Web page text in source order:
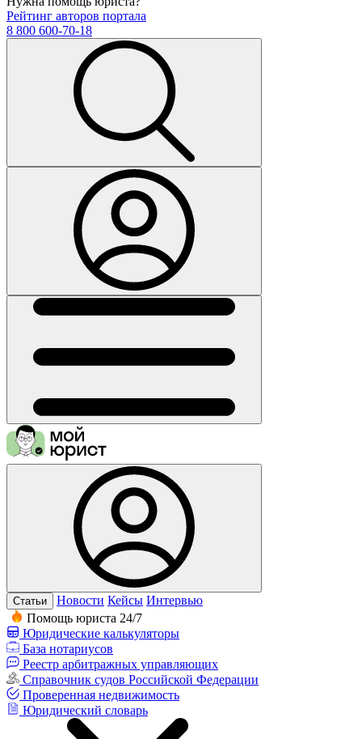
Рейтинг авторов портала
8 800 600-70-18
Статьи Новости Кейсы Интервью
Помощь юриста 24/7
Юридические калькуляторы
База нотариусов
Реестр арбитражных управляющих
Справочник судов Российской Федерации
Проверенная недвижимость
Юридический словарь